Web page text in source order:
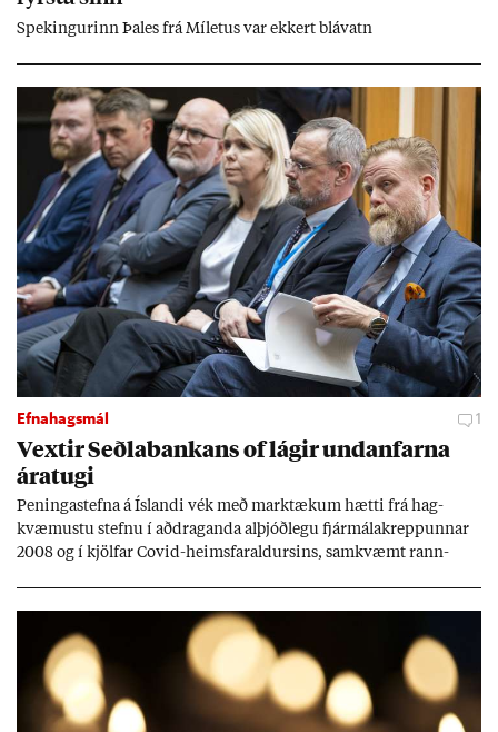
Spek­ing­ur­inn Þa­les frá Míletus var ekk­ert blá­vatn
Efnahagsmál 1
Vext­ir Seðla­bank­ans of lág­ir und­an­farna
ára­tugi
Pen­inga­stefna á Ís­landi vék með mark­tæk­um hætti frá hag­
kvæm­ustu stefnu í að­drag­anda al­þjóð­legu fjár­málakrepp­unn­ar
2008 og í kjöl­far Covid-heims­far­ald­urs­ins, sam­kvæmt rann­